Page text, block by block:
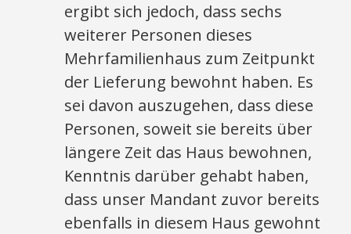
ergibt sich jedoch, dass sechs
weiterer Personen dieses
Mehrfamilienhaus zum Zeitpunkt
der Lieferung bewohnt haben. Es
sei davon auszugehen, dass diese
Personen, soweit sie bereits über
längere Zeit das Haus bewohnen,
Kenntnis darüber gehabt haben,
dass unser Mandant zuvor bereits
ebenfalls in diesem Haus gewohnt